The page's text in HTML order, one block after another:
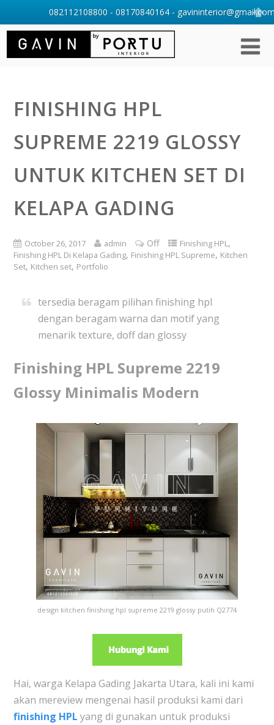
FINISHING HPL
SUPREME 2219 GLOSSY
UNTUK KITCHEN SET DI
KELAPA GADING
October 26, 2017 admin Off Finishing HPL,
Finishing HPL Di Kelapa Gading, Finishing HPL Supreme, Kitchen
Set, Kitchen set, Portfolio
tersedia beragam pilihan finishing hpl
dengan beragam warna dan motif yang
menarik texture, doff dan glossy
Finishing HPL Supreme 2219
Glossy Minimalis Modern
design kitchen finishing hpl supreme 2219 glossy putih Q2774
Hai, warga Kelapa Gading Jakarta Utara, kali ini kami
akan mereview mengenai hasil produksi kami dari
finishing HPL yang di gunakan untuk produksi
082112108800 - 08170840164 -